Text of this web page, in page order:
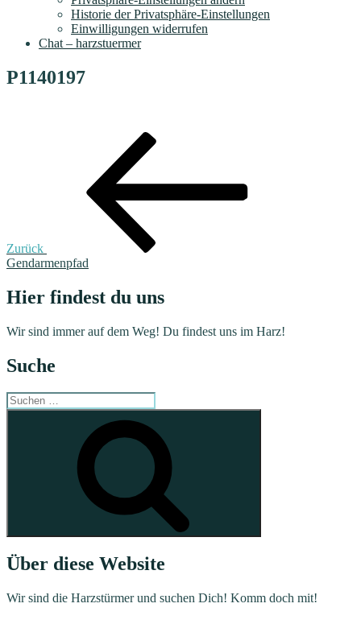
Historie der Privatsphäre-Einstellungen
Einwilligungen widerrufen
Chat – harzstuermer
P1140197
Beitragsnavigation
Zurück
Gendarmenpfad
Hier findest du uns
Wir sind immer auf dem Weg! Du findest uns im Harz!
Suche
Suchen
nach:
Über diese Website
Wir sind die Harzstürmer und suchen Dich! Komm doch mit!